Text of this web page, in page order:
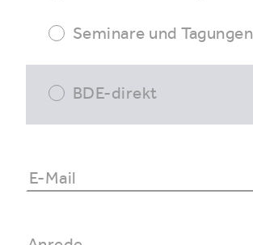
Seminare und Tagungen
BDE-direkt